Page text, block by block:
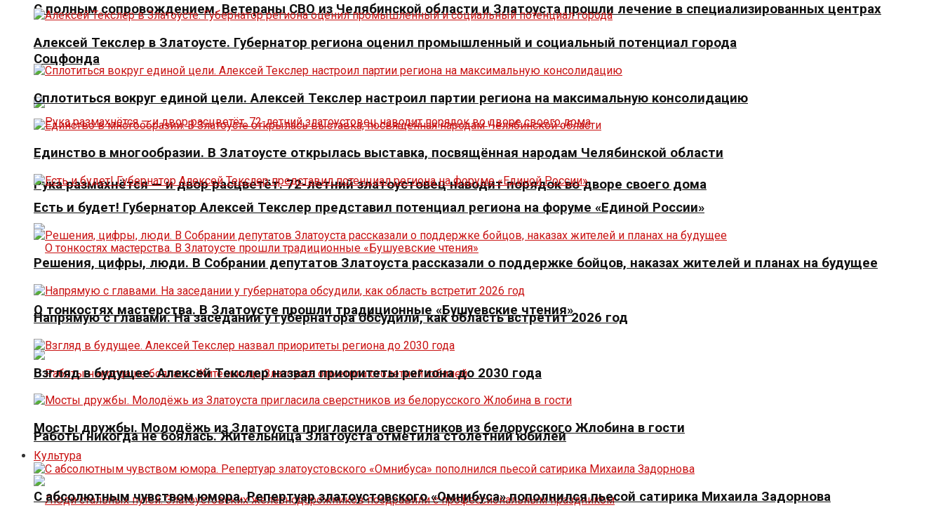
С полным сопровождением. Ветераны СВО из Челябинской области и Златоуста прошли лечение в специализированных центрах
Соцфонда
Рука размахнётся — и двор расцветёт. 72-летний златоустовец наводит порядок во дворе своего дома
О тонкостях мастерства. В Златоусте прошли традиционные «Бушуевские чтения»
Работы никогда не боялась. Жительница Златоуста отметила столетний юбилей
Алексей Текслер в Златоусте. Губернатор региона оценил промышленный и социальный потенциал города
Сплотиться вокруг единой цели. Алексей Текслер настроил партии региона на максимальную консолидацию
Единство в многообразии. В Златоусте открылась выставка, посвящённая народам Челябинской области
Есть и будет! Губернатор Алексей Текслер представил потенциал региона на форуме «Единой России»
Решения, цифры, люди. В Собрании депутатов Златоуста рассказали о поддержке бойцов, наказах жителей и планах на будущее
Напрямую с главами. На заседании у губернатора обсудили, как область встретит 2026 год
Взгляд в будущее. Алексей Текслер назвал приоритеты региона до 2030 года
Мосты дружбы. Молодёжь из Златоуста пригласила сверстников из белорусского Жлобина в гости
Культура
С абсолютным чувством юмора. Репертуар златоустовского «Омнибуса» пополнился пьесой сатирика Михаила Задорнова